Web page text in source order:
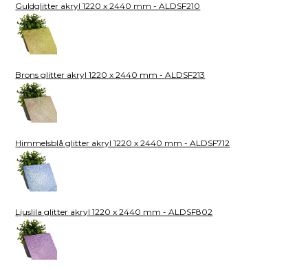
Guldglitter akryl 1220 x 2440 mm - ALDSF210
Brons glitter akryl 1220 x 2440 mm - ALDSF213
Himmelsblå glitter akryl 1220 x 2440 mm - ALDSF712
Ljuslila glitter akryl 1220 x 2440 mm - ALDSF802